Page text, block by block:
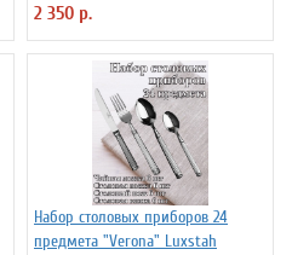
2 350 р.
Набор столовых приборов 24
предмета "Verona" Luxstah